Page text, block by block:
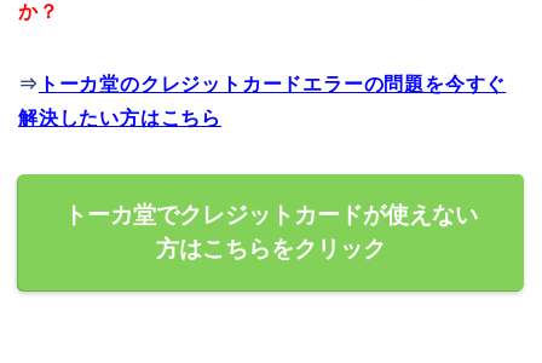
か？
⇒ トーカ堂のクレジットカードエラーの問題を今すぐ
解決したい方はこちら
トーカ堂でクレジットカードが使えない
方はこちらをクリック